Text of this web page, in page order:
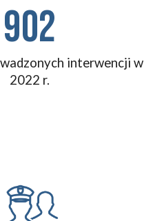
902
interwencji w
2022 r.